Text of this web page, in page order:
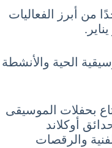
من أبرز الفعاليات
الحية والأنشطة
بحفلات الموسيقى
أوكلاند
والرقصات